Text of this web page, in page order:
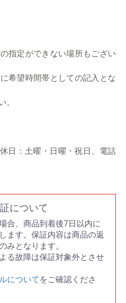
指定ができない場所もござい
希望時間帯としての記入とな
。
日：土曜・日曜・祝日、電話
について
合、商品到着後7日以内に
ます。保証内容は商品の返
みとなります。
る故障は保証対象外とさせ
について をご確認くださ